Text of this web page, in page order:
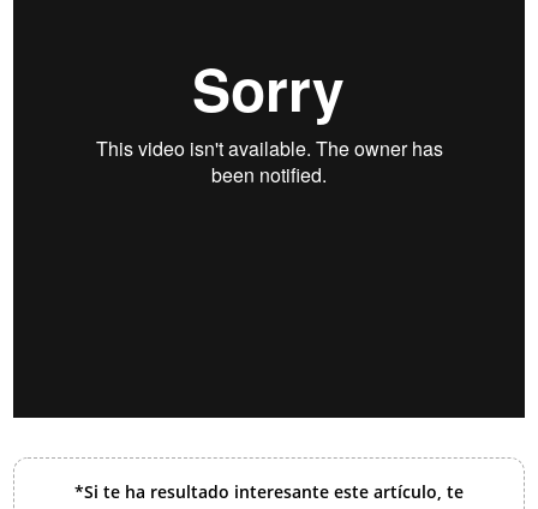
*Si te ha resultado interesante este artículo, te